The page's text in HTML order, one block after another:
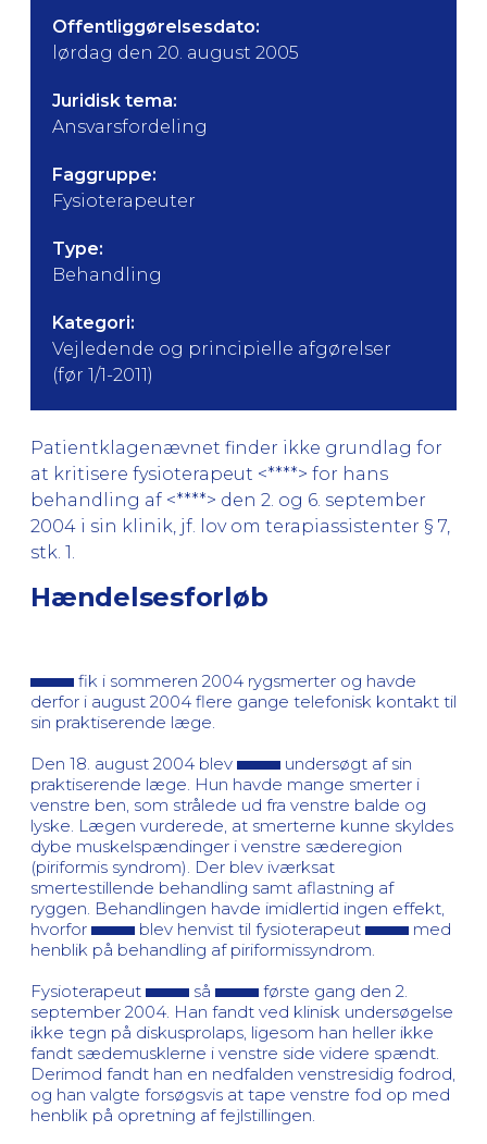
Offentliggørelsesdato:
lørdag den 20. august 2005
Juridisk tema:
Ansvarsfordeling
Faggruppe:
Fysioterapeuter
Type:
Behandling
Kategori:
Vejledende og principielle afgørelser
(før 1/1-2011)
Patientklagenævnet finder ikke grundlag for
at kritisere fysioterapeut <****> for hans
behandling af <****> den 2. og 6. september
2004 i sin klinik, jf. lov om terapiassistenter § 7,
stk. 1.
Hændelsesforløb
fik i sommeren 2004 rygsmerter og havde
derfor i august 2004 flere gange telefonisk kontakt til
sin praktiserende læge.
Den 18. august 2004 blev
undersøgt af sin
praktiserende læge. Hun havde mange smerter i
venstre ben, som strålede ud fra venstre balde og
lyske. Lægen vurderede, at smerterne kunne skyldes
dybe muskelspændinger i venstre sæderegion
(piriformis syndrom). Der blev iværksat
smertestillende behandling samt aflastning af
ryggen. Behandlingen havde imidlertid ingen effekt,
hvorfor
blev henvist til fysioterapeut
med
henblik på behandling af piriformissyndrom.
Fysioterapeut
så
første gang den 2.
september 2004. Han fandt ved klinisk undersøgelse
ikke tegn på diskusprolaps, ligesom han heller ikke
fandt sædemusklerne i venstre side videre spændt.
Derimod fandt han en nedfalden venstresidig fodrod,
og han valgte forsøgsvis at tape venstre fod op med
henblik på opretning af fejlstillingen.